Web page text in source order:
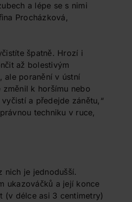
a lépe se s nimi
Procházková,
špatně. Hrozí i
až bolestivým
ale poranění v ústní
k horšímu nebo
a předejde zánětu,“
techniku v ruce,
nich je jednodušší.
ukazováčků a její konce
(v délce asi 3 centimetry)